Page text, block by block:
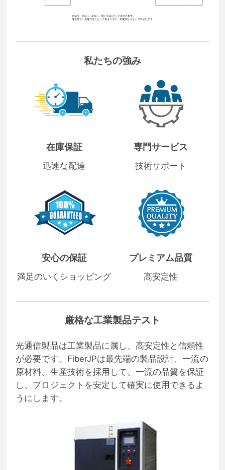
私たちの強み
在庫保証
迅速な配達
専門サービス
技術サポート
安心の保証
満足のいくショッピング
プレミアム品質
高安定性
厳格な工業製品テスト
光通信製品は工業製品に属し、高安定性と信頼性
が必要です。FiberJPは最先端の製品設計、一流の
原材料、生産技術を採用して、一流の品質を保証
し、プロジェクトを安定して確実に使用できるよ
うにします。